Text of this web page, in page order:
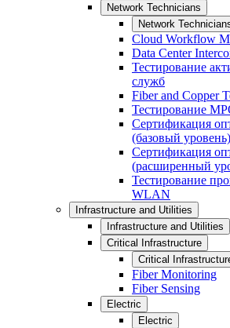
Network Technicians
Network
Cloud Workflow
Data Center
Тестирование
служб
Fiber and Copper
Тестирование
Сертификация
(базовый уровень)
Сертификация
(расширенный
Тестирование
WLAN
Infrastructure and Utilities
Infrastructure and Utilities
Critical Infrastructure
Critical
Fiber Monitoring
Fiber Sensing
Electric
Electric